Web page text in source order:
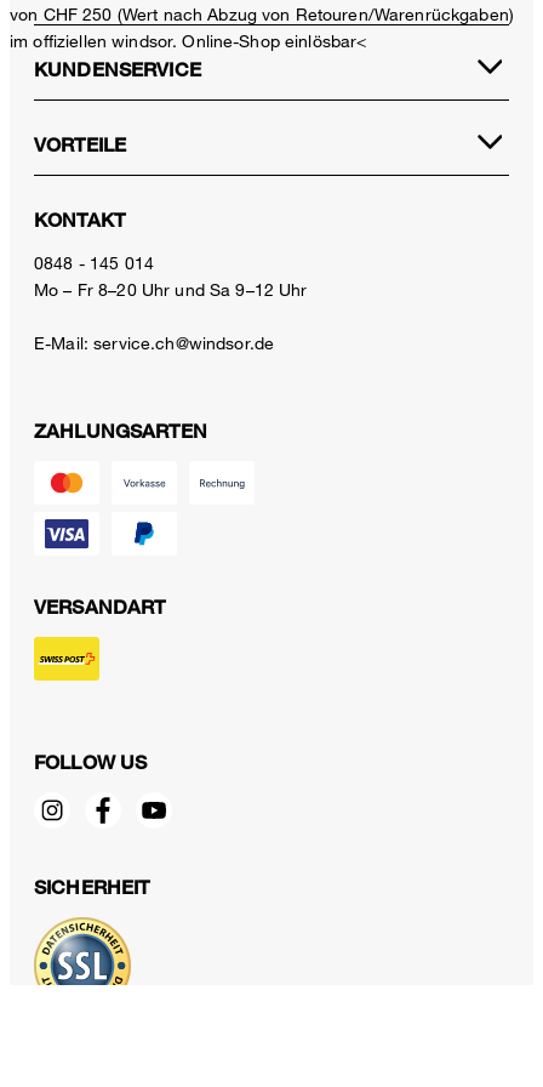
von CHF 250 (Wert nach Abzug von Retouren/Warenrückgaben)
im offiziellen windsor. Online-Shop einlösbar<
KUNDENSERVICE
VORTEILE
KONTAKT
0848 - 145 014
Mo – Fr 8–20 Uhr und Sa 9–12 Uhr
E-Mail:service.ch@windsor.de
ZAHLUNGSARTEN
VERSANDART
FOLLOW US
SICHERHEIT